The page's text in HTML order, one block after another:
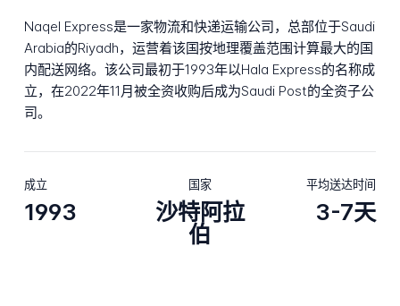
Naqel Express是一家物流和快递运输公司，总部位于Saudi
Arabia的Riyadh，运营着该国按地理覆盖范围计算最大的国
内配送网络。该公司最初于1993年以Hala Express的名称成
立，在2022年11月被全资收购后成为Saudi Post的全资子公
司。
成立
1993
国家
沙特阿拉
伯
平均送达时间
3-7天